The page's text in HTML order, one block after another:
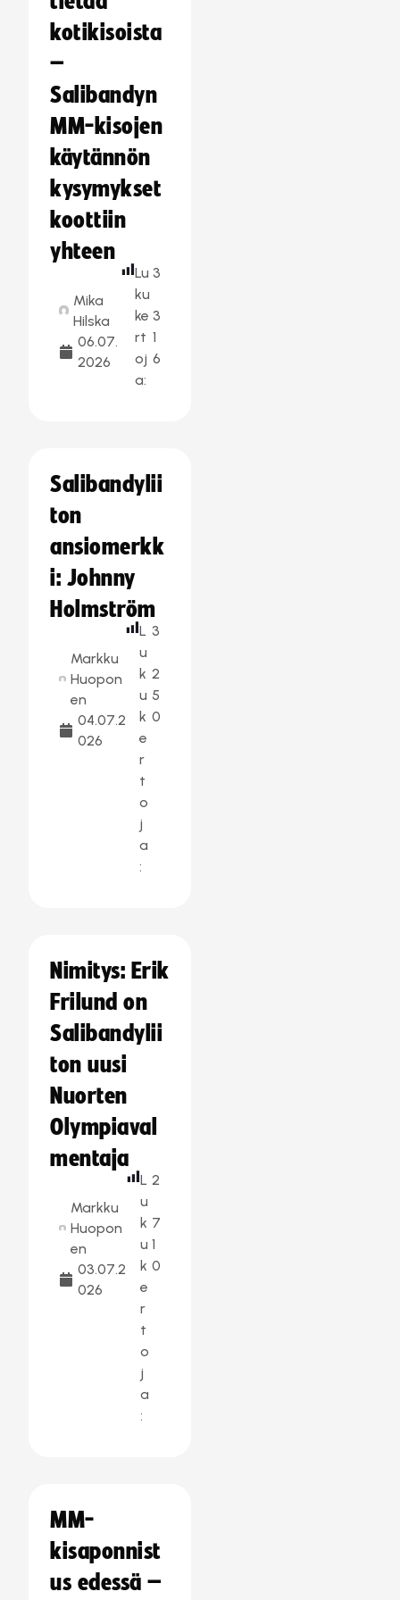
kotikisoista
–
Salibandyn
MM-kisojen
käytännön
kysymykset
koottiin
yhteen
Mika
Hilska
06.07.
2026
Lu
ku
ke
rt
oj
a:
3
3
1
6
Salibandylii
ton
ansiomerkk
i: Johnny
Holmström
Markku
Huopon
en
04.07.2
026
L
u
k
u
k
e
r
t
o
j
a
:
3
2
5
0
Nimitys: Erik
Frilund on
Salibandylii
ton uusi
Nuorten
Olympiaval
mentaja
Markku
Huopon
en
03.07.2
026
L
u
k
u
k
e
r
t
o
j
a
:
2
7
1
0
MM-
kisaponnist
us edessä –